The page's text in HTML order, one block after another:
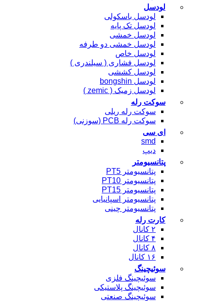
لودسل
لودسل باسکولی
لودسل تک پایه
لودسل خمشی
لودسل خمشی دو طرفه
لودسل خاص
لودسل فشاری ( سیلندری )
لودسل کششی
لودسل bongshin
لودسل زمیک ( zemic )
سوکت رله
سوکت رله ریلی
سوکت رله PCB (سوزنی)
ای سی
smd
دیپ
پتانسیومتر
پتانسیومتر PT5
پتانسیومتر PT10
پتانسیومتر PT15
پتانسیومتر اسپانیایی
پتانسیومتر چینی
کارت رله
۲ کانال
۴ کانال
۸ کانال
۱۶ کانال
سوئیچینگ
سوئیچینگ فلزی
سوئیچینگ پلاستیکی
سوئیچینگ صنعتی